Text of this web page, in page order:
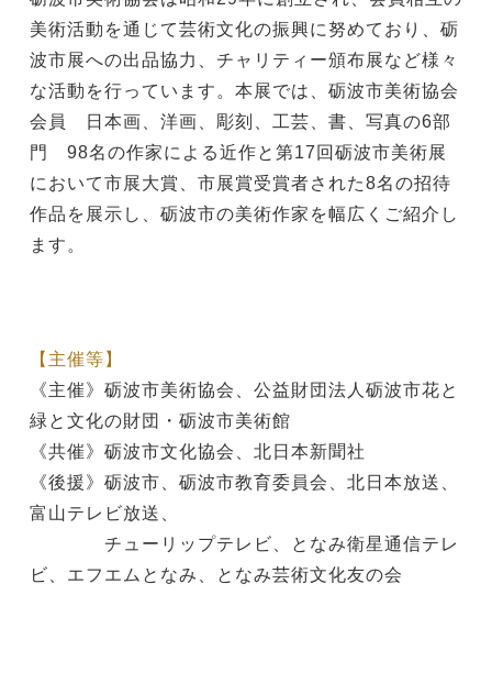
美術活動を通じて芸術文化の振興に努めており、砺
波市展への出品協力、チャリティー頒布展など様々
な活動を行っています。本展では、砺波市美術協会
会員 日本画、洋画、彫刻、工芸、書、写真の6部
門 98名の作家による近作と第17回砺波市美術展
において市展大賞、市展賞受賞者された8名の招待
作品を展示し、砺波市の美術作家を幅広くご紹介し
ます。
【主催等】
《主催》砺波市美術協会、公益財団法人砺波市花と
緑と文化の財団・砺波市美術館
《共催》砺波市文化協会、北日本新聞社
《後援》砺波市、砺波市教育委員会、北日本放送、
富山テレビ放送、
チューリップテレビ、となみ衛星通信テレ
ビ、エフエムとなみ、となみ芸術文化友の会